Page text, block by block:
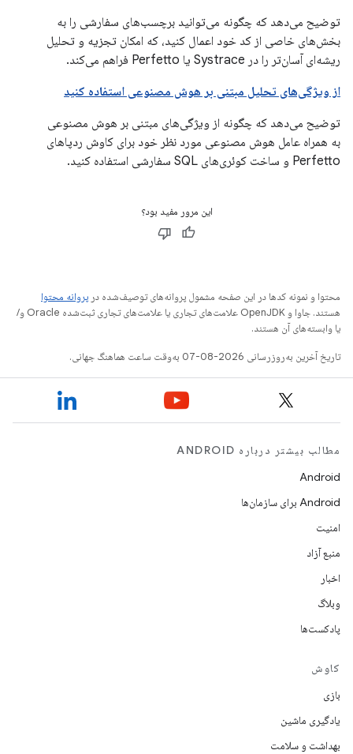
توضیح می‌دهد که چگونه می‌توانید برچسب‌های سفارشی را به
بخش‌های خاصی از کد خود اعمال کنید، که امکان تجزیه و تحلیل
ریشه‌ای آسان‌تر را در Systrace یا Perfetto فراهم می‌کند.
از ویژگی‌های تحلیل مبتنی بر هوش مصنوعی استفاده کنید
توضیح می‌دهد که چگونه از ویژگی‌های مبتنی بر هوش مصنوعی
به همراه عامل هوش مصنوعی مورد نظر خود برای کاوش ردپاهای
Perfetto و ساخت کوئری‌های SQL سفارشی استفاده کنید.
این مرور مفید بود؟
محتوا و نمونه کدها در این صفحه مشمول پروانه‌های توصیف‌شده در پروانه محتوا
هستند. جاوا و OpenJDK علامت‌های تجاری یا علامت‌های تجاری ثبت‌شده Oracle و/
یا وابسته‌های آن هستند.
تاریخ آخرین به‌روزرسانی 2026-08-07 به‌وقت ساعت هماهنگ جهانی.
مطالب بیشتر درباره ANDROID
Android
Android برای سازمان‌ها
امنیت
منبع آزاد
اخبار
وبلاگ
پادکست‌ها
کاوش
بازی
یادگیری ماشین
بهداشت و سلامت